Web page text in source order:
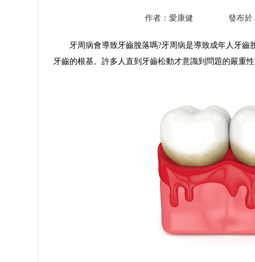
作者：愛康健 發布於
牙周病會導致牙齒脫落嗎?牙周病是導致成年人牙齒
牙齒的根基。許多人直到牙齒松動才意識到問題的嚴重